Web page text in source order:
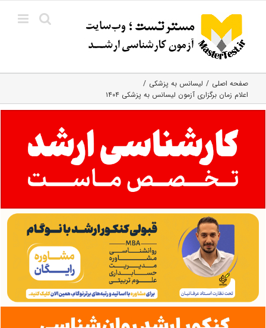
content
صفحه اصلی
لیسانس به پزشکی
اعلام زمان برگزاری آزمون لیسانس به پزشکی ۱۴۰۴